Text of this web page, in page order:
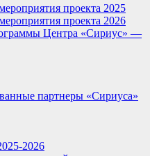
проекта 2025
проекта 2026
Центра «Сириус» —
партнеры «Сириуса»
2026